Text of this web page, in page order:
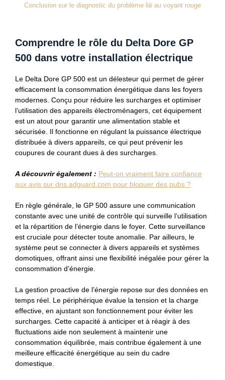
Conclusion sur le diagnostic du problème lié au voyant rouge
Comprendre le rôle du Delta Dore GP
500 dans votre installation électrique
Le Delta Dore GP 500 est un délesteur qui permet de gérer
efficacement la consommation énergétique dans les foyers
modernes. Conçu pour réduire les surcharges et optimiser
l’utilisation des appareils électroménagers, cet équipement
est un atout pour garantir une alimentation stable et
sécurisée. Il fonctionne en régulant la puissance électrique
distribuée à divers appareils, ce qui peut prévenir les
coupures de courant dues à des surcharges.
A découvrir également : Peut-on vraiment faire confiance
aux avis sur dns.adguard.com pour bloquer des pubs ?
En règle générale, le GP 500 assure une communication
constante avec une unité de contrôle qui surveille l’utilisation
et la répartition de l’énergie dans le foyer. Cette surveillance
est cruciale pour détecter toute anomalie. Par ailleurs, le
système peut se connecter à divers appareils et systèmes
domotiques, offrant ainsi une flexibilité inégalée pour gérer la
consommation d’énergie.
La gestion proactive de l’énergie repose sur des données en
temps réel. Le périphérique évalue la tension et la charge
effective, en ajustant son fonctionnement pour éviter les
surcharges. Cette capacité à anticiper et à réagir à des
fluctuations aide non seulement à maintenir une
consommation équilibrée, mais contribue également à une
meilleure efficacité énergétique au sein du cadre
domestique.